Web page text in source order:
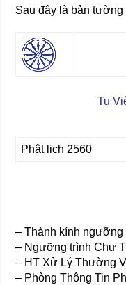
Sau đây là bản tường
Tu
Phật lịch 2560
– Thành kính
– Ngưỡng trình Chư
– HT Xử Lý Thường
– Phòng Thông Tin